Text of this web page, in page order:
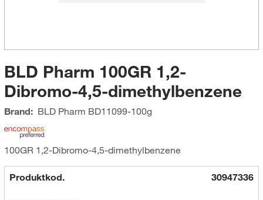
BLD Pharm 100GR 1,2-
Dibromo-4,5-dimethylbenzene
Brand: BLD Pharm BD11099-100g
100GR 1,2-Dibromo-4,5-dimethylbenzene
Produktkod. 30947336